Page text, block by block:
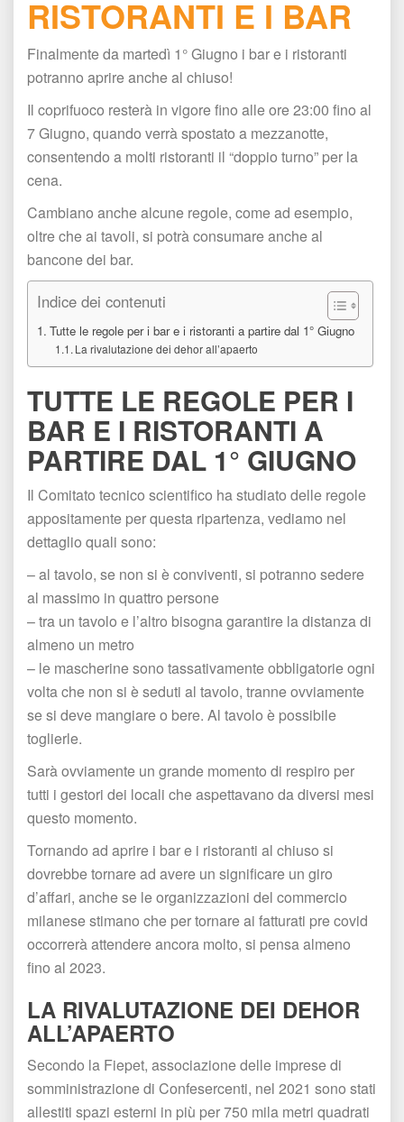
RISTORANTI E I BAR
Finalmente da martedì 1° Giugno i bar e i ristoranti
potranno aprire anche al chiuso!
Il coprifuoco resterà in vigore fino alle ore 23:00 fino al
7 Giugno, quando verrà spostato a mezzanotte,
consentendo a molti ristoranti il “doppio turno” per la
cena.
Cambiano anche alcune regole, come ad esempio,
oltre che ai tavoli, si potrà consumare anche al
bancone dei bar.
Indice dei contenuti
Tutte le regole per i bar e i ristoranti a partire dal 1° Giugno
La rivalutazione dei dehor all’apaerto
TUTTE LE REGOLE PER I
BAR E I RISTORANTI A
PARTIRE DAL 1° GIUGNO
Il Comitato tecnico scientifico ha studiato delle regole
appositamente per questa ripartenza, vediamo nel
dettaglio quali sono:
– al tavolo, se non si è conviventi, si potranno sedere
al massimo in quattro persone
– tra un tavolo e l’altro bisogna garantire la distanza di
almeno un metro
– le mascherine sono tassativamente obbligatorie ogni
volta che non si è seduti al tavolo, tranne ovviamente
e si deve mangiare o bere. Al tavolo è possibile
toglierle.
Sarà ovviamente un grande momento di respiro per
tutti i gestori dei locali che aspettavano da diversi mesi
questo momento.
Tornando ad aprire i bar e i ristoranti al chiuso si
dovrebbe tornare ad avere un significare un giro
d’affari, anche se le organizzazioni del commercio
milanese stimano che per tornare ai fatturati pre covid
occorrerà attendere ancora molto, si pensa almeno
fino al 2023.
LA RIVALUTAZIONE DEI DEHOR
ALL’APAERTO
Secondo la Fiepet, associazione delle imprese di
omministrazione di Confesercenti, nel 2021 sono stati
allestiti spazi esterni in più per 750 mila metri quadrati